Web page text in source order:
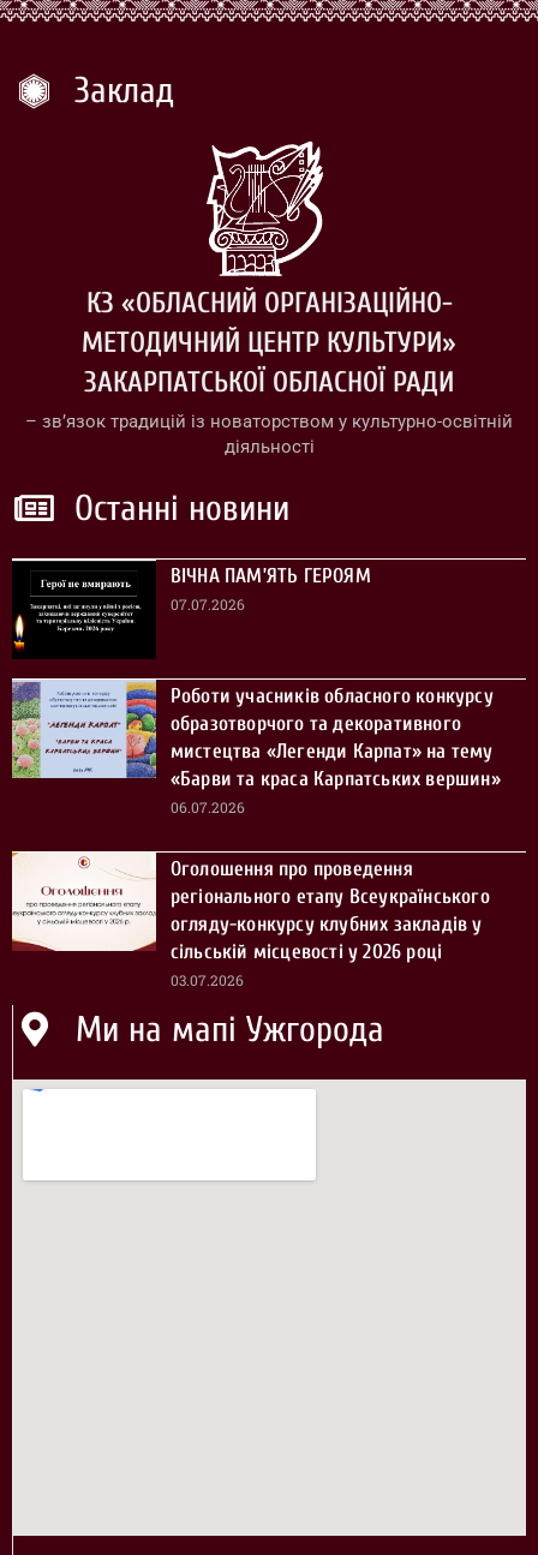
Заклад
КЗ «ОБЛАСНИЙ ОРГАНІЗАЦІЙНО-
МЕТОДИЧНИЙ ЦЕНТР КУЛЬТУРИ»
ЗАКАРПАТСЬКОЇ ОБЛАСНОЇ РАДИ
– зв’язок традицій із новаторством у культурно-освітній
діяльності
Останні новини
ВІЧНА ПАМ’ЯТЬ ГЕРОЯМ
07.07.2026
Роботи учасників обласного конкурсу
образотворчого та декоративного
мистецтва «Легенди Карпат» на тему
«Барви та краса Карпатських вершин»
06.07.2026
Оголошення про проведення
регіонального етапу Всеукраїнського
огляду-конкурсу клубних закладів у
сільській місцевості у 2026 році
03.07.2026
Ми на мапі Ужгорода